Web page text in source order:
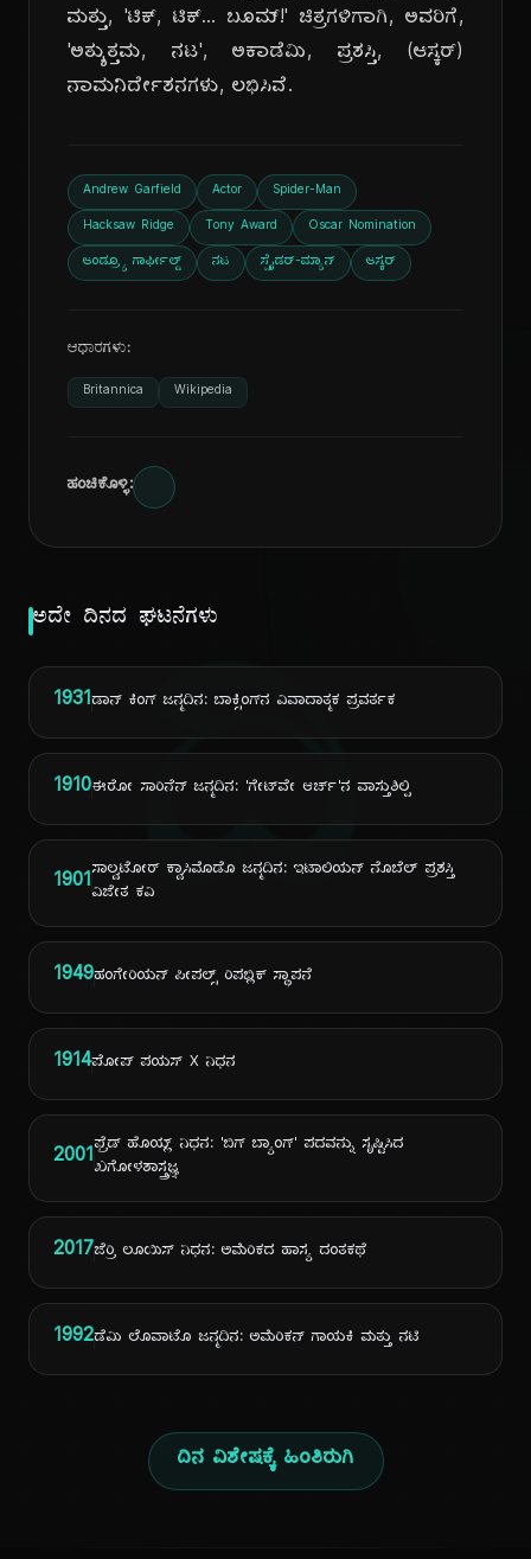
ದಿ
ಮತ್ತು, 'ಟಿಕ್, ಟಿಕ್... ಬೂಮ್!' ಚಿತ್ರಗಳಿಗಾಗಿ, ಅವರಿಗೆ,
'ಅತ್ಯುತ್ತಮ, ನಟ', ಅಕಾಡೆಮಿ, ಪ್ರಶಸ್ತಿ, (ಆಸ್ಕರ್)
ನಾಮನಿರ್ದೇಶನಗಳು, ಲಭಿಸಿವೆ.
Andrew Garfield Actor Spider-Man
Hacksaw Ridge Tony Award Oscar Nomination
ಆಂಡ್ರ್ಯೂ ಗಾರ್ಫೀಲ್ಡ್ ನಟ ಸ್ಪೈಡರ್-ಮ್ಯಾನ್ ಆಸ್ಕರ್
ಆಧಾರಗಳು:
Britannica Wikipedia
ಹಂಚಿಕೊಳ್ಳಿ:
ಅದೇ ದಿನದ ಘಟನೆಗಳು
1931ಡಾನ್ ಕಿಂಗ್ ಜನ್ಮದಿನ: ಬಾಕ್ಸಿಂಗ್‌ನ ವಿವಾದಾತ್ಮಕ ಪ್ರವರ್ತಕ
1910ಈರೋ ಸಾರಿನೆನ್ ಜನ್ಮದಿನ: 'ಗೇಟ್‌ವೇ ಆರ್ಚ್'ನ ವಾಸ್ತುಶಿಲ್ಪಿ
1901ಸಾಲ್ವಟೋರ್ ಕ್ವಾಸಿಮೊಡೊ ಜನ್ಮದಿನ: ಇಟಾಲಿಯನ್ ನೊಬೆಲ್ ಪ್ರಶಸ್ತಿ
ವಿಜೇತ ಕವಿ
1949ಹಂಗೇರಿಯನ್ ಪೀಪಲ್ಸ್ ರಿಪಬ್ಲಿಕ್ ಸ್ಥಾಪನೆ
1914ಪೋಪ್ ಪಯಸ್ X ನಿಧನ
2001ಫ್ರೆಡ್ ಹೊಯ್ಲ್ ನಿಧನ: 'ಬಿಗ್ ಬ್ಯಾಂಗ್' ಪದವನ್ನು ಸೃಷ್ಟಿಸಿದ
ಖಗೋಳಶಾಸ್ತ್ರಜ್ಞ
2017ಜೆರ್ರಿ ಲೂಯಿಸ್ ನಿಧನ: ಅಮೆರಿಕದ ಹಾಸ್ಯ ದಂತಕಥೆ
1992ಡೆಮಿ ಲೊವಾಟೊ ಜನ್ಮದಿನ: ಅಮೆರಿಕನ್ ಗಾಯಕಿ ಮತ್ತು ನಟಿ
ದಿನ ವಿಶೇಷಕ್ಕೆ ಹಿಂತಿರುಗಿ